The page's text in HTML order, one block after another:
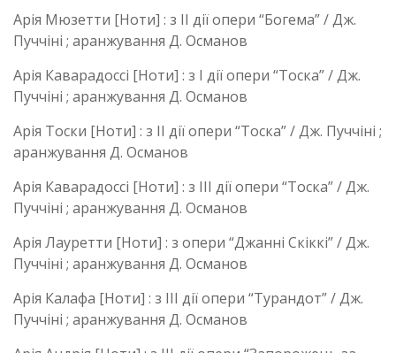
Арія Мюзетти [Ноти] : з ІІ дії опери “Богема” / Дж.
Пуччіні ; аранжування Д. Османов
Арія Каварадоссі [Ноти] : з І дії опери “Тоска” / Дж.
Пуччіні ; аранжування Д. Османов
Арія Тоски [Ноти] : з ІІ дії опери “Тоска” / Дж. Пуччіні ;
аранжування Д. Османов
Арія Каварадоссі [Ноти] : з ІІІ дії опери “Тоска” / Дж.
Пуччіні ; аранжування Д. Османов
Арія Лауретти [Ноти] : з опери “Джанні Скіккі” / Дж.
Пуччіні ; аранжування Д. Османов
Арія Калафа [Ноти] : з ІІІ дії опери “Турандот” / Дж.
Пуччіні ; аранжування Д. Османов